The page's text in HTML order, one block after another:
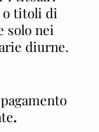
o titoli di
solo nei
diurne.
.